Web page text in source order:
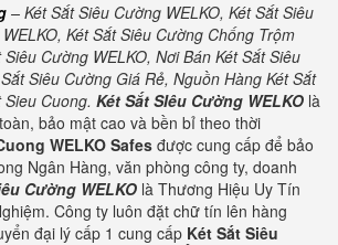
– Két Sắt Siêu Cường WELKO, Két Sắt Siêu
Két Sắt Siêu Cường Chống Trộm
Siêu Cường WELKO, Nơi Bán Két Sắt Siêu
Siêu Cường Giá Rẻ, Nguồn Hàng Két Sắt
Cuong. Két Sắt SIêu Cường WELKO là
bảo mật cao và bền bỉ theo thời
WELKO Safes được cung cấp để bảo
Ngân Hàng, văn phòng công ty, doanh
Cường WELKO là Thương Hiệu Uy Tín
Công ty luôn đặt chữ tín lên hàng
đại lý cấp 1 cung cấp Két Sắt Siêu